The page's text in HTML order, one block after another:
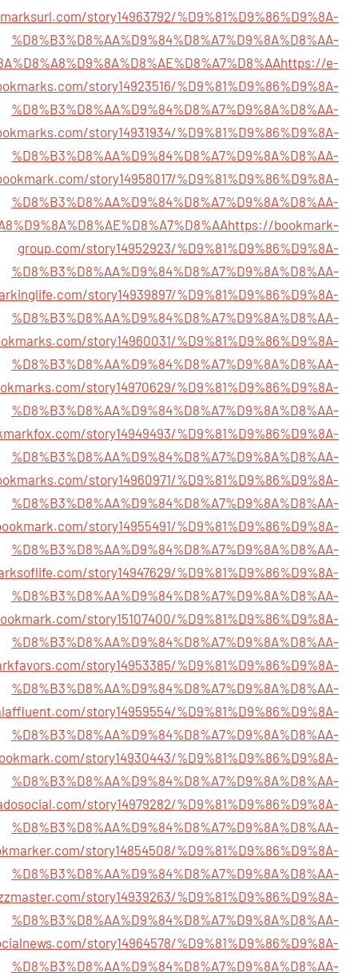
story14963792/%D9%81%D9%86%D9%8A-
%D8%B3%D8%AA%D9%84%D8%A7%D9%8A%D8%AA-
https://e-
story14923516/%D9%81%D9%86%D9%8A-
%D8%B3%D8%AA%D9%84%D8%A7%D9%8A%D8%AA-
story14931934/%D9%81%D9%86%D9%8A-
%D8%B3%D8%AA%D9%84%D8%A7%D9%8A%D8%AA-
story14958017/%D9%81%D9%86%D9%8A-
%D8%B3%D8%AA%D9%84%D8%A7%D9%8A%D8%AA-
https://bookmark-
group.com/story14952923/%D9%81%D9%86%D9%8A-
%D8%B3%D8%AA%D9%84%D8%A7%D9%8A%D8%AA-
story14939897/%D9%81%D9%86%D9%8A-
%D8%B3%D8%AA%D9%84%D8%A7%D9%8A%D8%AA-
story14960031/%D9%81%D9%86%D9%8A-
%D8%B3%D8%AA%D9%84%D8%A7%D9%8A%D8%AA-
story14970629/%D9%81%D9%86%D9%8A-
%D8%B3%D8%AA%D9%84%D8%A7%D9%8A%D8%AA-
story14949493/%D9%81%D9%86%D9%8A-
%D8%B3%D8%AA%D9%84%D8%A7%D9%8A%D8%AA-
story14960971/%D9%81%D9%86%D9%8A-
%D8%B3%D8%AA%D9%84%D8%A7%D9%8A%D8%AA-
story14955491/%D9%81%D9%86%D9%8A-
%D8%B3%D8%AA%D9%84%D8%A7%D9%8A%D8%AA-
story14947629/%D9%81%D9%86%D9%8A-
%D8%B3%D8%AA%D9%84%D8%A7%D9%8A%D8%AA-
story15107400/%D9%81%D9%86%D9%8A-
%D8%B3%D8%AA%D9%84%D8%A7%D9%8A%D8%AA-
story14953385/%D9%81%D9%86%D9%8A-
%D8%B3%D8%AA%D9%84%D8%A7%D9%8A%D8%AA-
story14959554/%D9%81%D9%86%D9%8A-
%D8%B3%D8%AA%D9%84%D8%A7%D9%8A%D8%AA-
story14930443/%D9%81%D9%86%D9%8A-
%D8%B3%D8%AA%D9%84%D8%A7%D9%8A%D8%AA-
story14979282/%D9%81%D9%86%D9%8A-
%D8%B3%D8%AA%D9%84%D8%A7%D9%8A%D8%AA-
story14854508/%D9%81%D9%86%D9%8A-
%D8%B3%D8%AA%D9%84%D8%A7%D9%8A%D8%AA-
story14939263/%D9%81%D9%86%D9%8A-
%D8%B3%D8%AA%D9%84%D8%A7%D9%8A%D8%AA-
story14964578/%D9%81%D9%86%D9%8A-
%D8%B3%D8%AA%D9%84%D8%A7%D9%8A%D8%AA-